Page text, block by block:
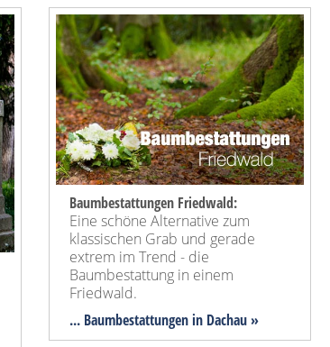
Baumbestattungen Friedwald:
Eine schöne Alternative zum
klassischen Grab und gerade
extrem im Trend - die
Baumbestattung in einem
Friedwald.
... Baumbestattungen in Dachau »